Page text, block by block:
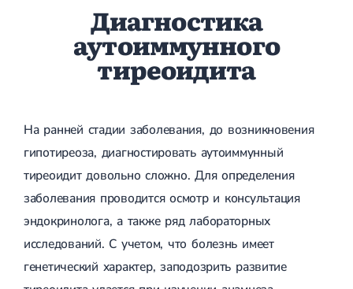
Диагностика
аутоиммунного
тиреоидита
На ранней стадии заболевания, до возникновения
гипотиреоза, диагностировать аутоиммунный
тиреоидит довольно сложно. Для определения
заболевания проводится осмотр и консультация
эндокринолога, а также ряд лабораторных
исследований. С учетом, что болезнь имеет
генетический характер, заподозрить развитие